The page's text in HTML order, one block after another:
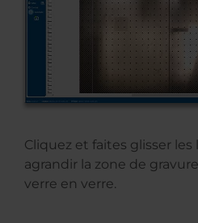
Cliquez et faites glisser
agrandir la zone de
verre en verre.